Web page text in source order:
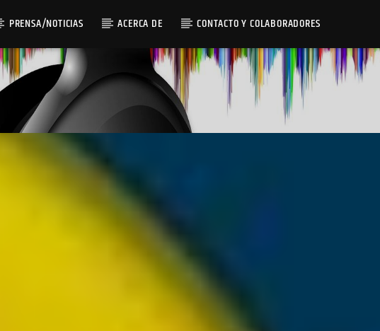
PRENSA/NOTICIAS ACERCA DE CONTACTO Y COLABORADORES